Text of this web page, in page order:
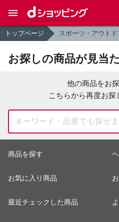
トップページ スポーツ・アウトド
お探しの商品が見当
他の商品をお
こちらから再度お探
商品を探す
お気に入り商品
最近チェックした商品